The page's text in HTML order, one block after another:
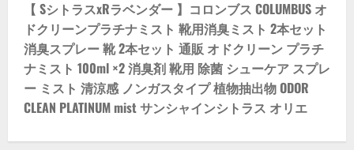
a
v
i
g
【 SシトラスxRラベンダー 】コロンブス COLUMBUS オ
ドクリーンプラチナミスト 靴用消臭ミスト 2本セット
消臭スプレー 靴 2本セット 通販 オドクリーン プラチ
ナミスト 100ml ×2 消臭剤 靴用 除菌 シューケア スプレ
ー ミスト 清涼感 ノンガスタイプ 植物抽出物 ODOR
CLEAN PLATINUM mist サンシャインシトラス オリエ